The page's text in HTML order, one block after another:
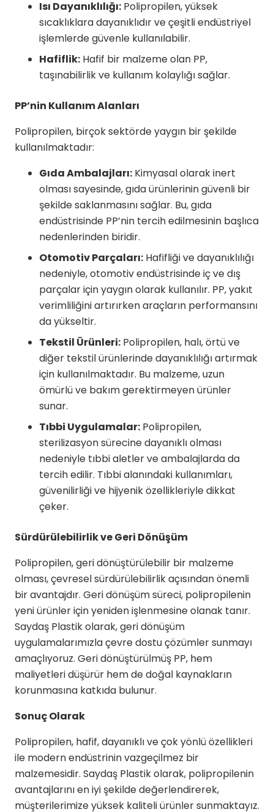
Isı Dayanıklılığı: Polipropilen, yüksek
sıcaklıklara dayanıklıdır ve çeşitli endüstriyel
işlemlerde güvenle kullanılabilir.
Hafiflik: Hafif bir malzeme olan PP,
taşınabilirlik ve kullanım kolaylığı sağlar.
PP’nin Kullanım Alanları
Polipropilen, birçok sektörde yaygın bir şekilde
kullanılmaktadır:
Gıda Ambalajları: Kimyasal olarak inert
olması sayesinde, gıda ürünlerinin güvenli bir
şekilde saklanmasını sağlar. Bu, gıda
endüstrisinde PP’nin tercih edilmesinin başlıca
nedenlerinden biridir.
Otomotiv Parçaları: Hafifliği ve dayanıklılığı
nedeniyle, otomotiv endüstrisinde iç ve dış
parçalar için yaygın olarak kullanılır. PP, yakıt
verimliliğini artırırken araçların performansını
da yükseltir.
Tekstil Ürünleri: Polipropilen, halı, örtü ve
diğer tekstil ürünlerinde dayanıklılığı artırmak
için kullanılmaktadır. Bu malzeme, uzun
ömürlü ve bakım gerektirmeyen ürünler
sunar.
Tıbbi Uygulamalar: Polipropilen,
sterilizasyon sürecine dayanıklı olması
nedeniyle tıbbi aletler ve ambalajlarda da
tercih edilir. Tıbbi alanındaki kullanımları,
güvenilirliği ve hijyenik özellikleriyle dikkat
çeker.
Sürdürülebilirlik ve Geri Dönüşüm
Polipropilen, geri dönüştürülebilir bir malzeme
olması, çevresel sürdürülebilirlik açısından önemli
bir avantajdır. Geri dönüşüm süreci, polipropilenin
yeni ürünler için yeniden işlenmesine olanak tanır.
Saydaş Plastik olarak, geri dönüşüm
uygulamalarımızla çevre dostu çözümler sunmayı
amaçlıyoruz. Geri dönüştürülmüş PP, hem
maliyetleri düşürür hem de doğal kaynakların
korunmasına katkıda bulunur.
Sonuç Olarak
Polipropilen, hafif, dayanıklı ve çok yönlü özellikleri
ile modern endüstrinin vazgeçilmez bir
malzemesidir. Saydaş Plastik olarak, polipropilenin
avantajlarını en iyi şekilde değerlendirerek,
müşterilerimize yüksek kaliteli ürünler sunmaktayız.